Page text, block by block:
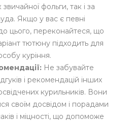
фольги, так і за
Якщо у вас є певні
цього, переконайтеся, що
тютюну підходить для
куріння.
Не забувайте
і рекомендацій інших
курильників. Вони
своїм досвідом і порадами
і міцності, що допоможе